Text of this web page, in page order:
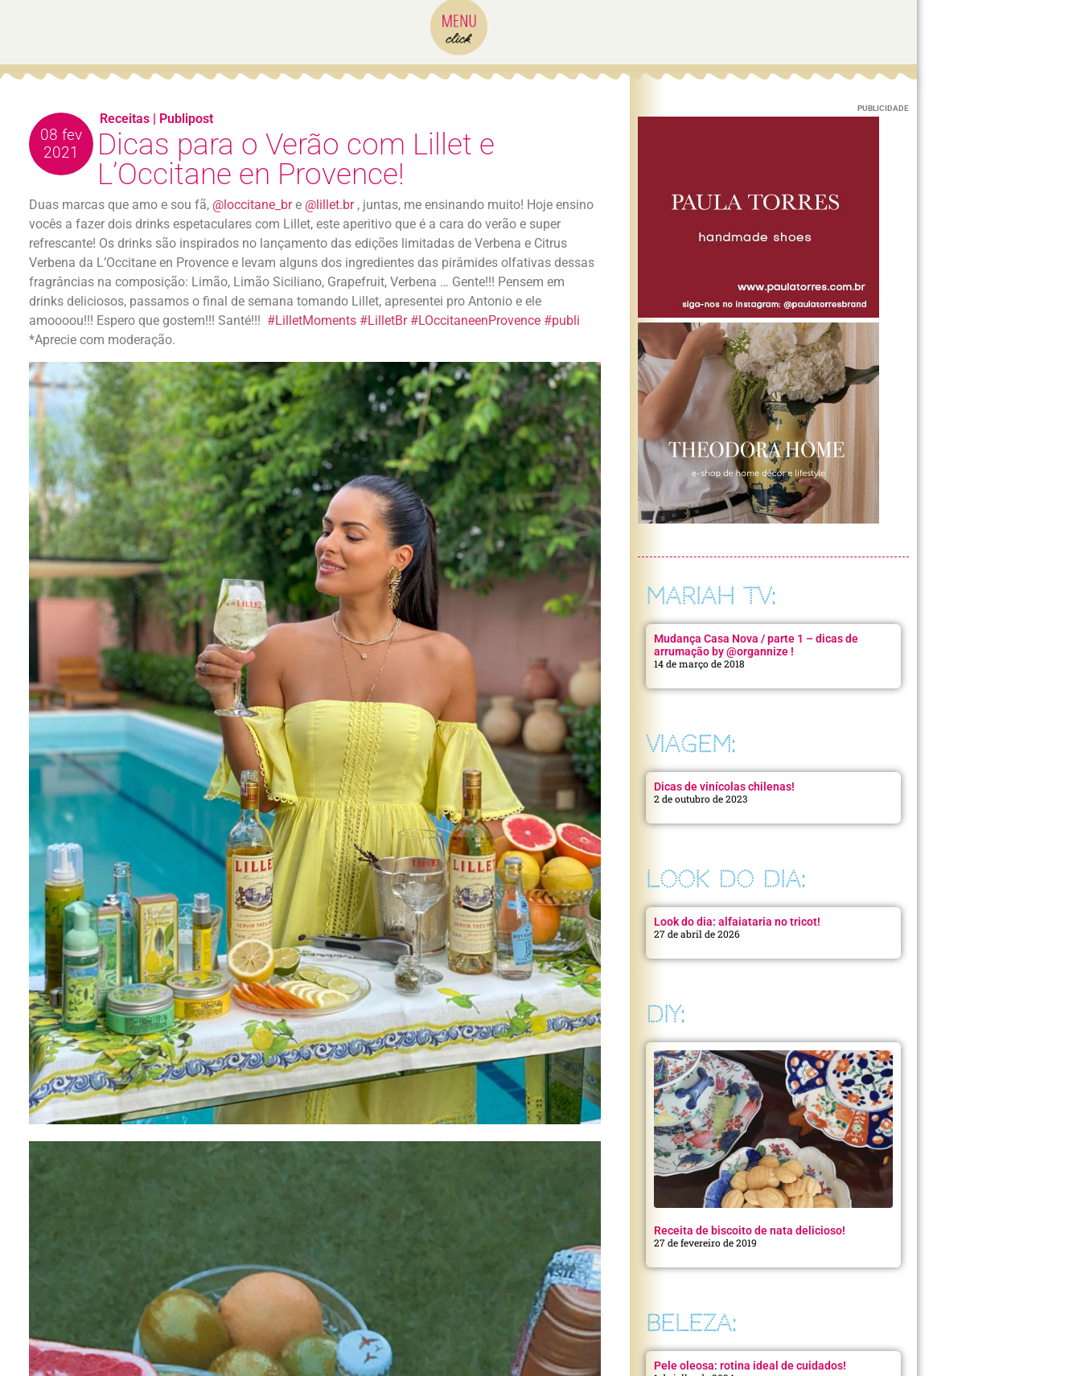
08 fev
2021
Dicas para o Verão com Lillet e
L’Occitane en Provence!
Duas marcas que amo e sou fã, @loccitane_bre @lillet.br, juntas, me ensinando muito! Hoje ensino
vocês a fazer dois drinks espetaculares com Lillet, este aperitivo que é a cara do verão e super
refrescante! Os drinks são inspirados no lançamento das edições limitadas de Verbena e Citrus
Verbena da L’Occitane en Provence e levam alguns dos ingredientes das pirâmides olfativas dessas
fragrâncias na composição: Limão, Limão Siciliano, Grapefruit, Verbena … Gente!!! Pensem em
drinks deliciosos, passamos o final de semana tomando Lillet, apresentei pro Antonio e ele
amoooou!!! Espero que gostem!!! Santé!!! #LilletMoments #LilletBr #LOccitaneenProvence #publi
*Aprecie com moderação.
Receitas Publipost
PUBLICIDADE
MARIAH TV:
Mudança Casa Nova / parte 1 – dicas de
arrumação by @organnize !
14 de março de 2018
VIAGEM:
Dicas de vinícolas chilenas!
2 de outubro de 2023
LOOK DO DIA:
Look do dia: alfaiataria no tricot!
27 de abril de 2026
DIY:
Receita de biscoito de nata delicioso!
27 de fevereiro de 2019
BELEZA:
Pele oleosa: rotina ideal de cuidados!